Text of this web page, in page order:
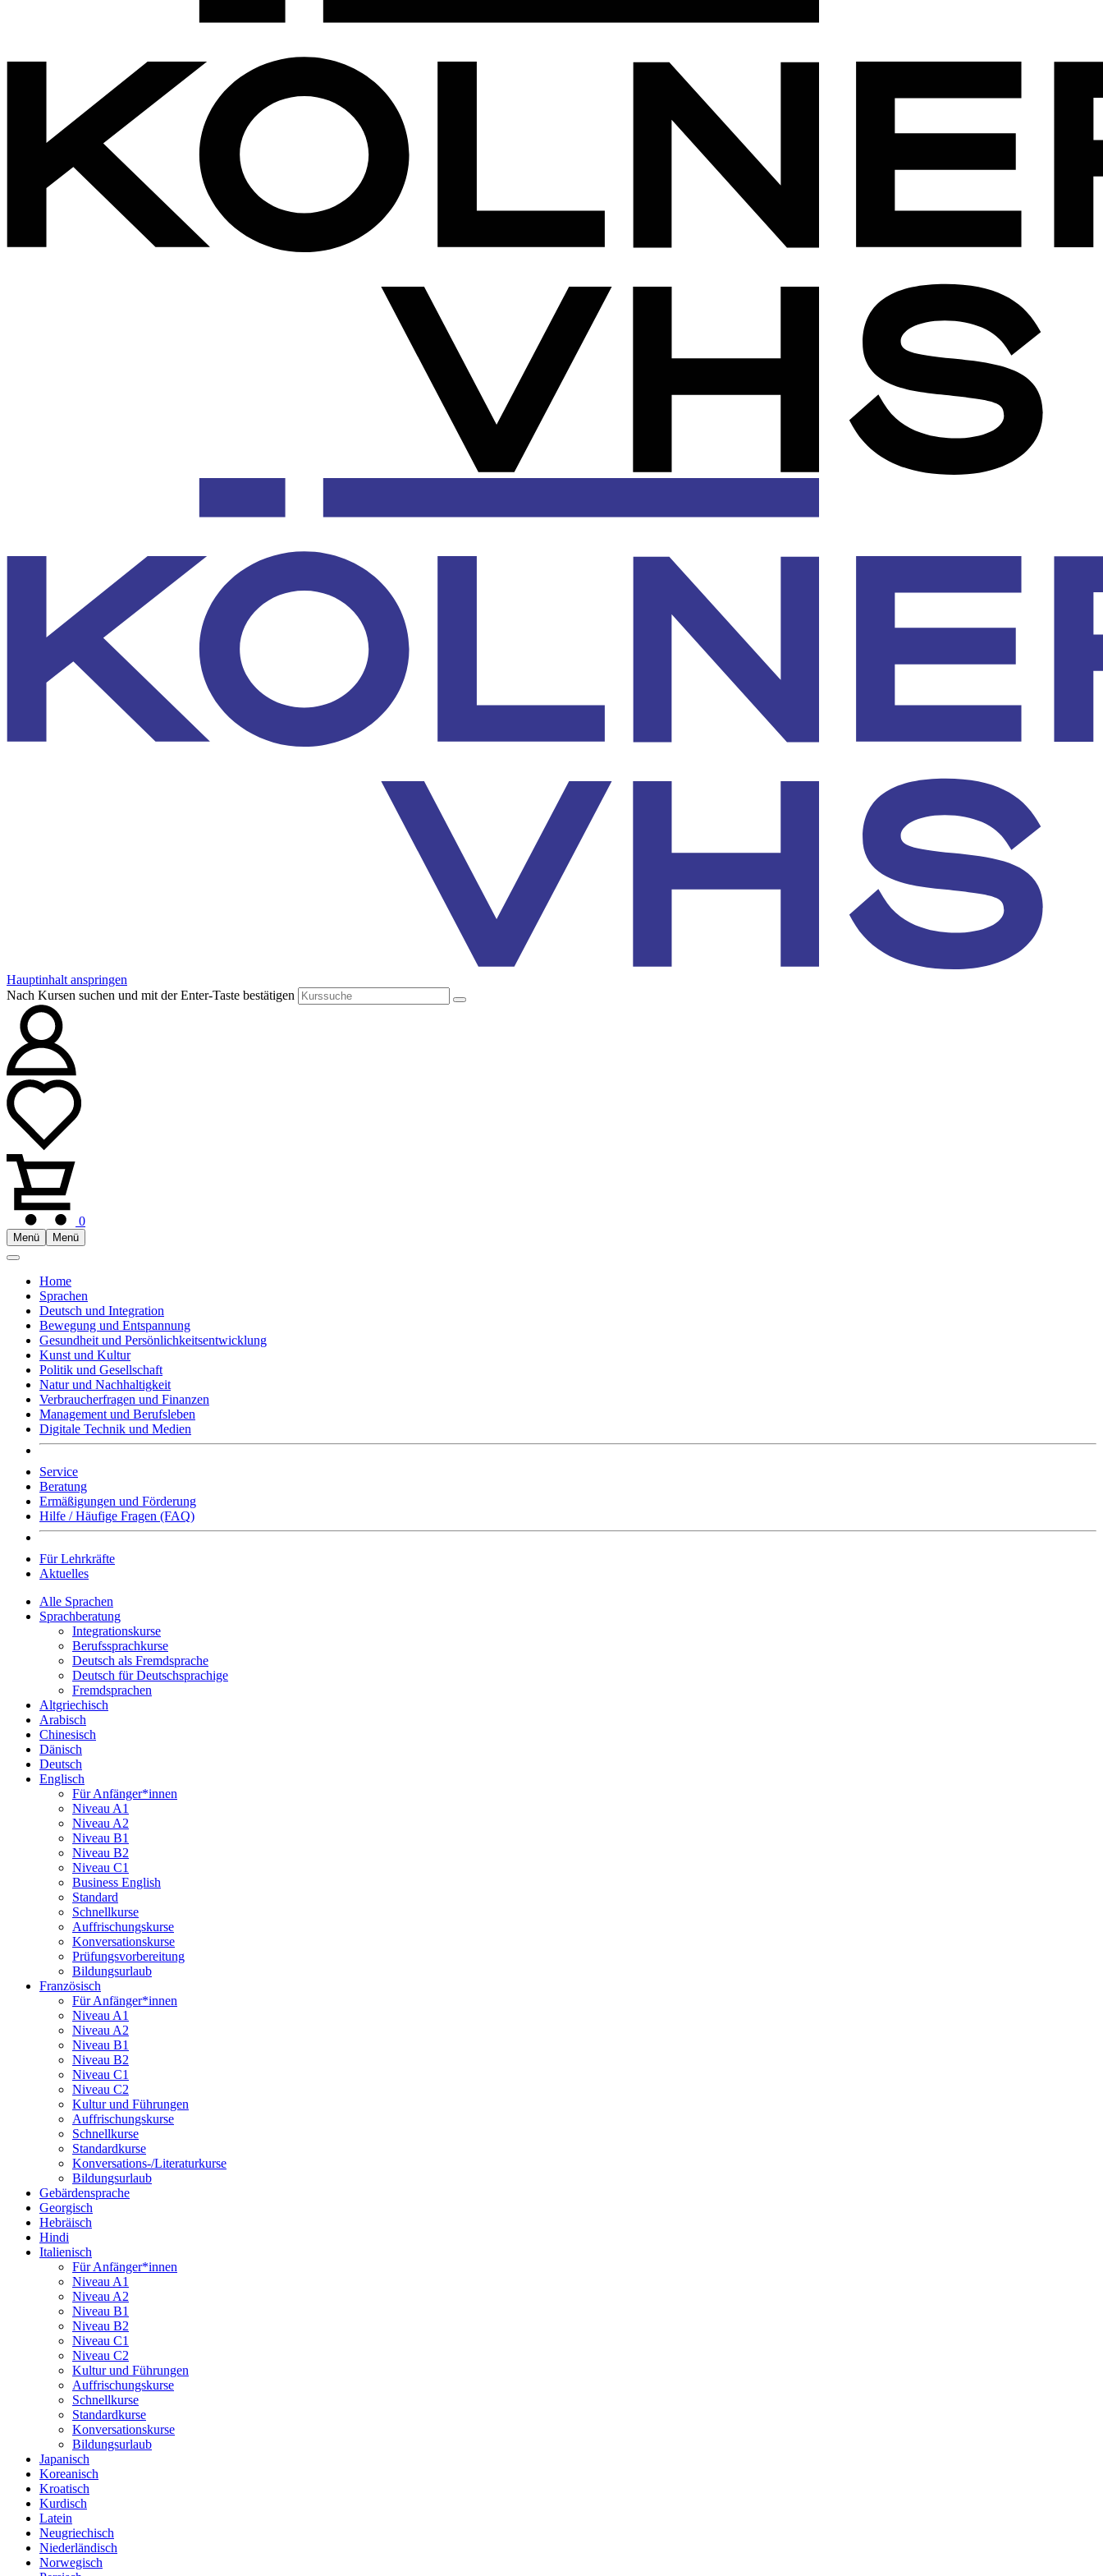
Hauptinhalt anspringen
Nach Kursen suchen und mit der Enter-Taste bestätigen
0
Menü Menü
Home
Sprachen
Deutsch und Integration
Bewegung und Entspannung
Gesundheit und Persönlichkeitsentwicklung
Kunst und Kultur
Politik und Gesellschaft
Natur und Nachhaltigkeit
Verbraucherfragen und Finanzen
Management und Berufsleben
Digitale Technik und Medien
Service
Beratung
Ermäßigungen und Förderung
Hilfe / Häufige Fragen (FAQ)
Für Lehrkräfte
Aktuelles
Alle Sprachen
Sprachberatung
Integrationskurse
Berufssprachkurse
Deutsch als Fremdsprache
Deutsch für Deutschsprachige
Fremdsprachen
Altgriechisch
Arabisch
Chinesisch
Dänisch
Deutsch
Englisch
Für Anfänger*innen
Niveau A1
Niveau A2
Niveau B1
Niveau B2
Niveau C1
Business English
Standard
Schnellkurse
Auffrischungskurse
Konversationskurse
Prüfungsvorbereitung
Bildungsurlaub
Französisch
Für Anfänger*innen
Niveau A1
Niveau A2
Niveau B1
Niveau B2
Niveau C1
Niveau C2
Kultur und Führungen
Auffrischungskurse
Schnellkurse
Standardkurse
Konversations-/Literaturkurse
Bildungsurlaub
Gebärdensprache
Georgisch
Hebräisch
Hindi
Italienisch
Für Anfänger*innen
Niveau A1
Niveau A2
Niveau B1
Niveau B2
Niveau C1
Niveau C2
Kultur und Führungen
Auffrischungskurse
Schnellkurse
Standardkurse
Konversationskurse
Bildungsurlaub
Japanisch
Koreanisch
Kroatisch
Kurdisch
Latein
Neugriechisch
Niederländisch
Norwegisch